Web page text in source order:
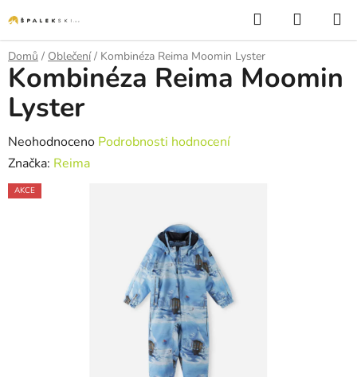
Hledat
Domů / Oblečení / Kombinéza Reima Moomin Lyster
Kombinéza Reima Moomin
Lyster
Průměrné hodnocení produktu je 0,0 z 5 hvězdiček.
Neohodnoceno Podrobnosti hodnocení
Značka: Reima
AKCE